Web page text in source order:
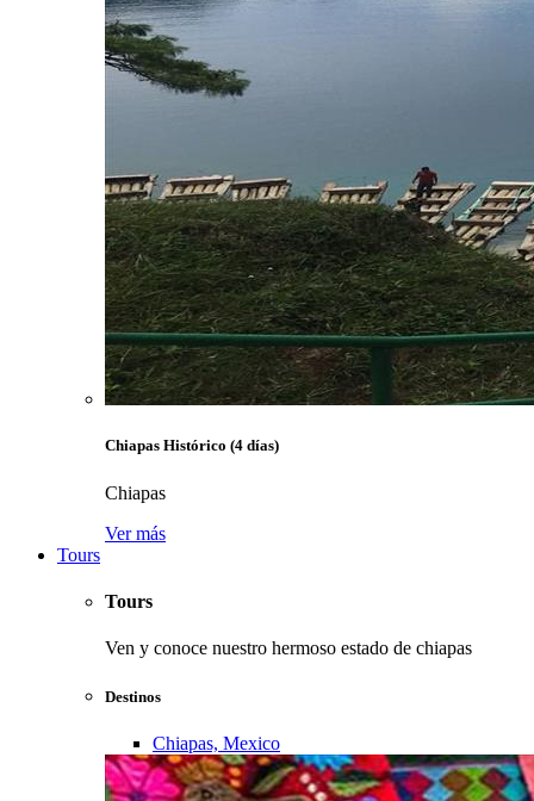
Chiapas Histórico (4 días)
Chiapas
Ver más
Tours
Tours
Ven y conoce nuestro hermoso estado de chiapas
Destinos
Chiapas, Mexico